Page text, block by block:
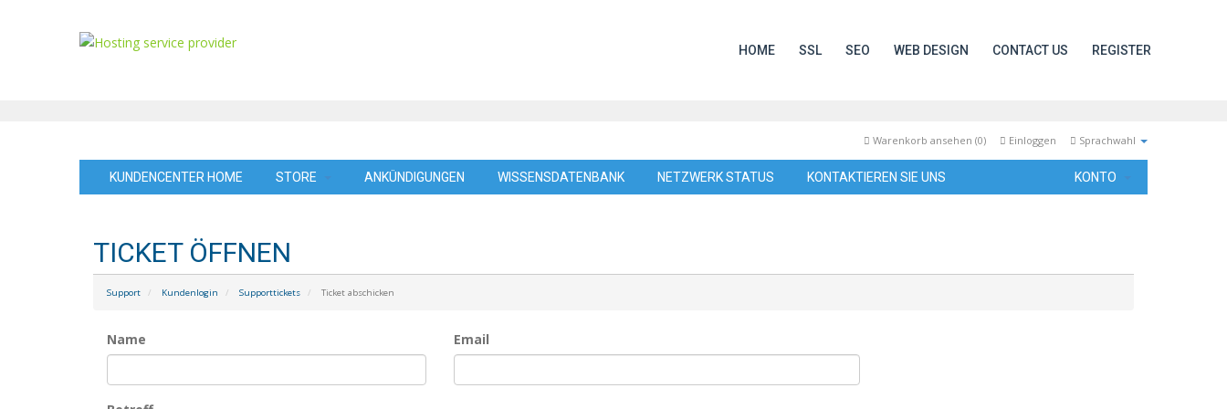
HOME SSL SEO WEB DESIGN CONTACT US REGISTER
Sprachwahl
Einloggen
Warenkorb ansehen (0)
KUNDENCENTER HOME STORE ANKÜNDIGUNGEN WISSENSDATENBANK NETZWERK STATUS KONTAKTIEREN SIE UNS KONTO
TICKET ÖFFNEN
Support Kundenlogin Supporttickets Ticket abschicken
Name Email